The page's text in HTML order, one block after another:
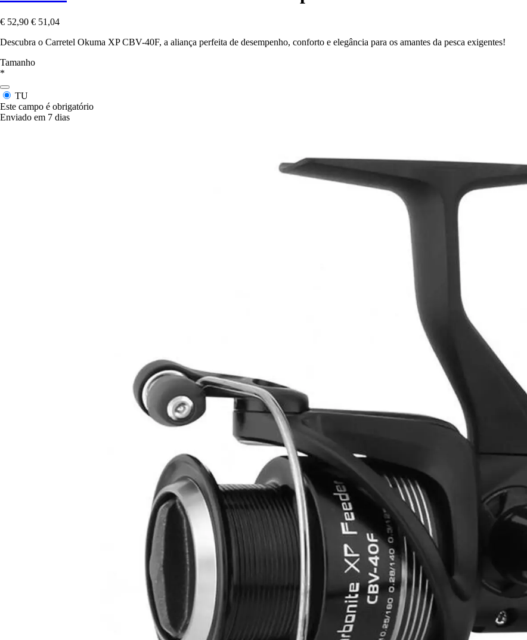
€ 52,90 € 51,04
Descubra o Carretel Okuma XP CBV-40F, a aliança perfeita de desempenho, conforto e elegância para os amantes da pesca exigentes!
Tamanho
*
TU
Este campo é obrigatório
Enviado em 7 dias